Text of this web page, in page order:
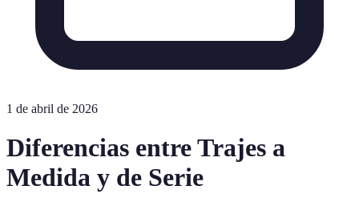
1 de abril de 2026
Diferencias entre Trajes a
Medida y de Serie